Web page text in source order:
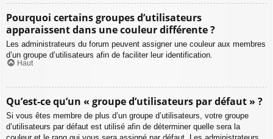
Pourquoi certains groupes d’utilisateurs
apparaissent dans une couleur différente ?
Les administrateurs du forum peuvent assigner une couleur aux membres
d’un groupe d’utilisateurs afin de faciliter leur identification.
Haut
Qu’est-ce qu’un « groupe d’utilisateurs par défaut » ?
Si vous êtes membre de plus d’un groupe d’utilisateurs, votre groupe
d’utilisateurs par défaut est utilisé afin de déterminer quelle sera la